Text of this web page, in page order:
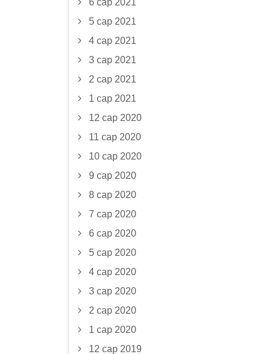
6 сар 2021
5 сар 2021
4 сар 2021
3 сар 2021
2 сар 2021
1 сар 2021
12 сар 2020
11 сар 2020
10 сар 2020
9 сар 2020
8 сар 2020
7 сар 2020
6 сар 2020
5 сар 2020
4 сар 2020
3 сар 2020
2 сар 2020
1 сар 2020
12 сар 2019